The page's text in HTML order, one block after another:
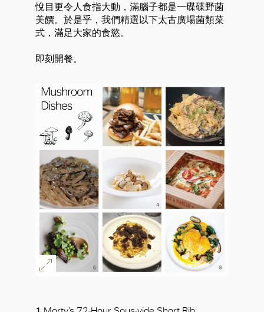
悅目更令人食指大動，滿腦子都是一碟碟野菌
美饌。於是乎，我們精選以下太古廣場菌類菜
式，滿足大家的食慾。
即刻開餐。